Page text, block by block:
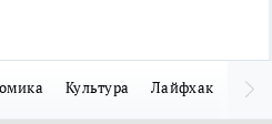
Культура Лайфхак